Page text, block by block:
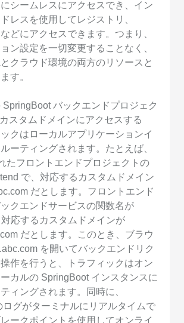
シームレスにアクセスでき、イン
レスを使用してレジストリ、
どにアクセスできます。つまり、
ン設定を一切変更することなく、
クラウド環境の両方のリソースと
す。
SpringBoot バックエンドプロジェク
スタムドメインにアクセスする
クはローカルアプリケーションイ
ーティングされます。たとえば、
たフロントエンドプロジェクトの
で、対応するカスタムドメイン
だとします。フロントエンド
クエンドサービスの関数名が
応するカスタムドメインが
だとします。このとき、ブラウ
を開いてバックエンドリク
作を行うと、トラフィックはオン
カルの SpringBoot インスタンスに
ィングされます。同時に、
ログがターミナルにリアルタイムで
ークポイントを使用してオンライ